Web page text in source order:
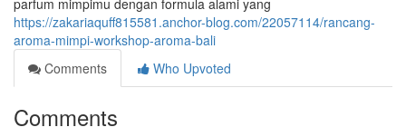
parfum mimpimu dengan formula alami yang
https://zakariaquff815581.anchor-blog.com/22057114/rancang-
aroma-mimpi-workshop-aroma-bali
Comments
Who Upvoted
Comments